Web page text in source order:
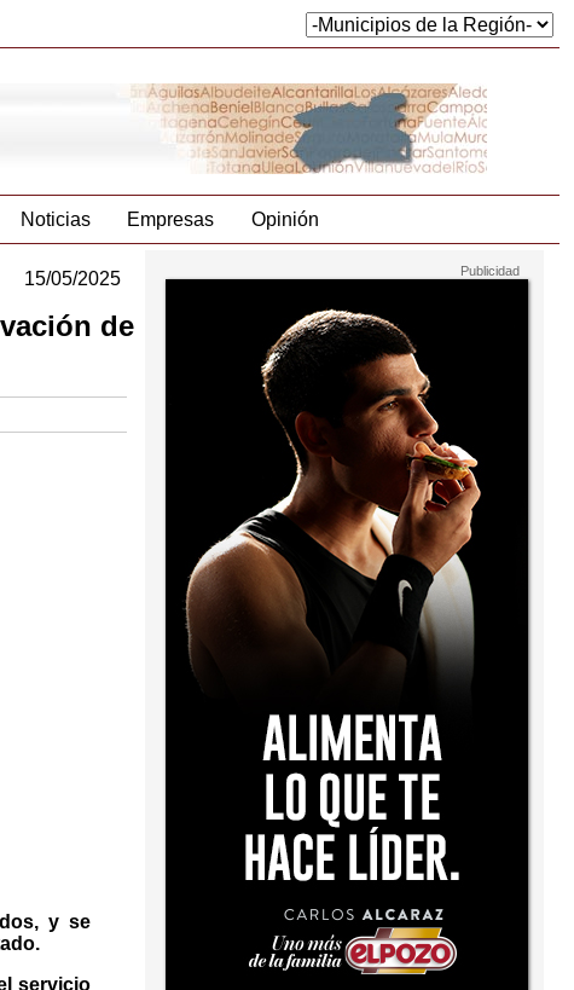
Noticias Empresas Opinión
15/05/2025
de
y se
servicio